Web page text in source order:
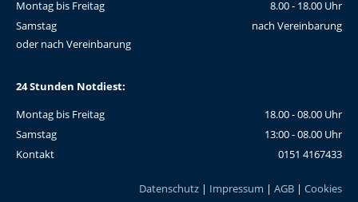
Montag bis Freitag
8.00 - 18.00 Uhr
Samstag
nach Vereinbarung
oder nach Vereinbarung
24 Stunden Notdiest:
Montag bis Freitag
18.00 - 08.00 Uhr
Samstag
13:00 - 08.00 Uhr
Kontakt
0151 4167433
Datenschutz | Impressum | AGB | Cookies